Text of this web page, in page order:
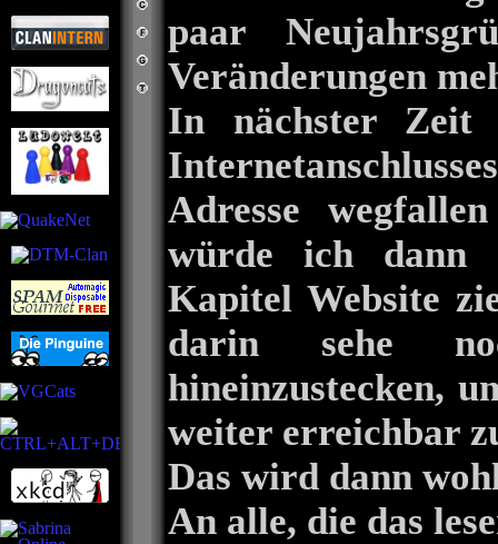
paar
Veränderungen
In nächster Zeit
Adresse
würde ich dann
Kapitel Website
darin sehe
hineinzustecken,
weiter erreichbar
Das wird dann
An alle, die das